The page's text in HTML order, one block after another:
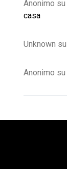
Anonimo su
casa
Unknown su
Anonimo su